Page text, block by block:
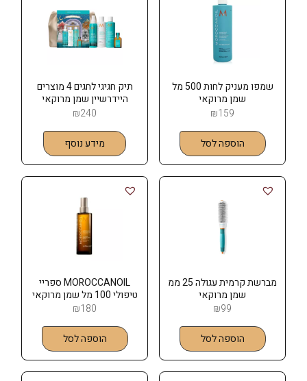
שמפו מעניק לחות 500 מל
שמן מרוקאי
MOROCCANOIL
₪159
הוספה לסל
תיק חגיגי לחגים 4 מוצרים
היידרשיין שמן מרוקאי
MOROCCANOIL
₪240
מידע נוסף
מברשת קרמית עגולה 25 ממ
שמן מרוקאי
₪99
הוספה לסל
MOROCCANOIL ספריי
טיפולי 100 מל שמן מרוקאי
₪180
הוספה לסל